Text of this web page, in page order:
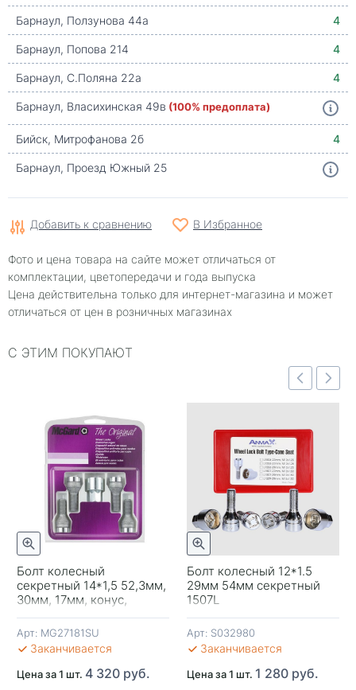
Барнаул, Ползунова 44а
4
Барнаул, Попова 214
4
Барнаул, С.Поляна 22а
4
Барнаул, Власихинская 49в (100% предоплата)
Бийск, Митрофанова 2б
4
Барнаул, Проезд Южный 25
Добавить к сравнению В Избранное
Фото и цена товара на сайте может отличаться от
комплектации, цветопередачи и года выпуска
Цена действительна только для интернет-магазина и может
отличаться от цен в розничных магазинах
С ЭТИМ ПОКУПАЮТ
Болт колесный
секретный 14*1,5 52,3мм,
30мм, 17мм, конус,
MG27181SU McGard
Арт: MG27181SU
Заканчивается
Цена за 1 шт. 4 320 руб.
Болт колесный 12*1.5
29мм 54мм секретный
1507L
Арт: S032980
Заканчивается
Цена за 1 шт. 1 280 руб.
Быстрый просмотр
Быстрый просмотр